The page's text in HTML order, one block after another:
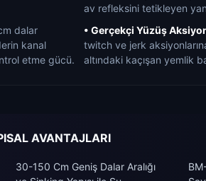
av refleksini tetikleyen
dalar
kanal
etme gücü.
• Gerçekçi Yüzüş
twitch ve jerk
altındaki kaçışan yemlik
AVANTAJLARI
30-150 Cm Geniş Dalar Aralığı